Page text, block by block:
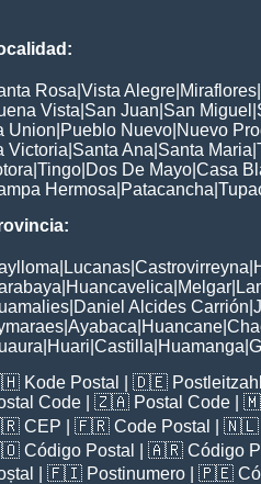
Rosa Vista Alegre Miraflores
Vista San Juan San Miguel
Union Pueblo Nuevo Nuevo
Victoria Santa Ana Santa Maria
Tingo Dos De Mayo Casa
Hermosa Patacancha
Lucanas Castrovirreyna
Huancavelica Melgar
Daniel Alcides Carrión
Ayabaca Huancane
Huari Castilla Huamanga
Kode Postal | 🇩🇪 Postleitzahl
Code | 🇿🇦 Postal Code |
CEP | 🇫🇷 Code Postal | 🇳🇱
Código Postal | 🇦🇷 Código
| 🇫🇮 Postinumero | 🇵🇪